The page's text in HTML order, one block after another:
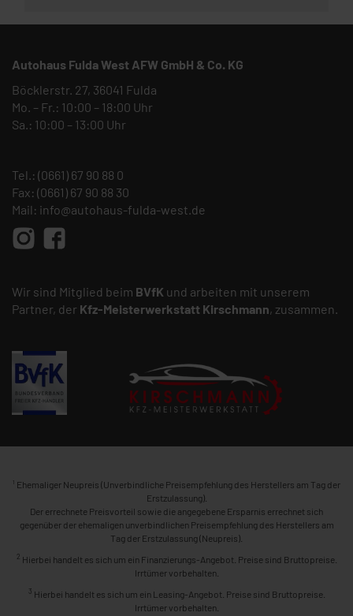
Autohaus Fulda West AFW GmbH & Co. KG
Böcklerstr. 27, 36041 Fulda
Mo. – Fr.: 10:00 – 18:00 Uhr
Sa.: 10:00 – 13:00 Uhr
Tel.: (0661) 67 90 88 0
Fax: (0661) 67 90 88 30
Mail: info@autohaus-fulda-west.de
Wir sind Mitglied beim BVfK und arbeiten mit unserem
Partner, der Kfz-Meisterwerkstatt Kirschmann, zusammen.
1 Ehemaliger Neupreis (Unverbindliche Preisempfehlung des Herstellers am Tag der
Erstzulassung).
Der errechnete Preisvorteil sowie die angegebene Ersparnis errechnet sich
gegenüber der ehemaligen unverbindlichen Preisempfehlung des Herstellers am
Tag der Erstzulassung (Neupreis).
2 Hierbei handelt es sich um ein Finanzierungs-Angebot. Preise sind Bruttopreise.
Irrtümer vorbehalten.
3 Hierbei handelt es sich um ein Leasing-Angebot. Preise sind Bruttopreise.
Irrtümer vorbehalten.